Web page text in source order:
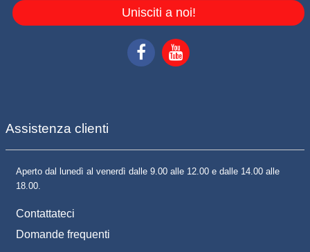
Unisciti a noi!
Assistenza clienti
Aperto dal lunedì al venerdì dalle 9.00 alle 12.00 e dalle 14.00 alle
18.00.
Contattateci
Domande frequenti